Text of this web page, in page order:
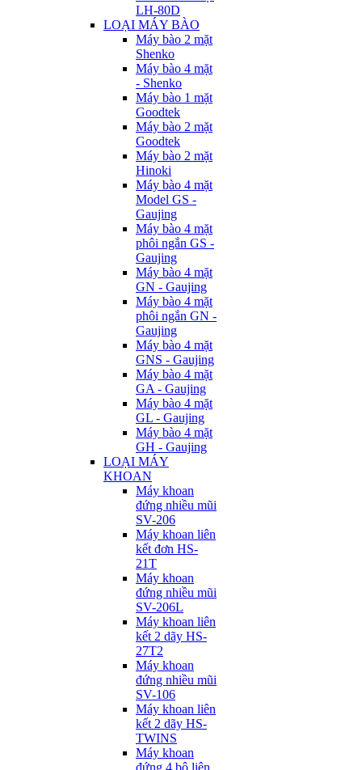
LH-80D
LOẠI MÁY BÀO
Máy bào 2 mặt
Shenko
Máy bào 4 mặt
- Shenko
Máy bào 1 mặt
Goodtek
Máy bào 2 mặt
Goodtek
Máy bào 2 mặt
Hinoki
Máy bào 4 mặt
Model GS -
Gaujing
Máy bào 4 mặt
phôi ngắn GS -
Gaujing
Máy bào 4 mặt
GN - Gaujing
Máy bào 4 mặt
phôi ngắn GN -
Gaujing
Máy bào 4 mặt
GNS - Gaujing
Máy bào 4 mặt
GA - Gaujing
Máy bào 4 mặt
GL - Gaujing
Máy bào 4 mặt
GH - Gaujing
LOẠI MÁY
KHOAN
Máy khoan
đứng nhiều mũi
SV-206
Máy khoan liên
kết đơn HS-
21T
Máy khoan
đứng nhiều mũi
SV-206L
Máy khoan liên
kết 2 dãy HS-
27T2
Máy khoan
đứng nhiều mũi
SV-106
Máy khoan liên
kết 2 dãy HS-
TWINS
Máy khoan
đứng 4 bộ liên